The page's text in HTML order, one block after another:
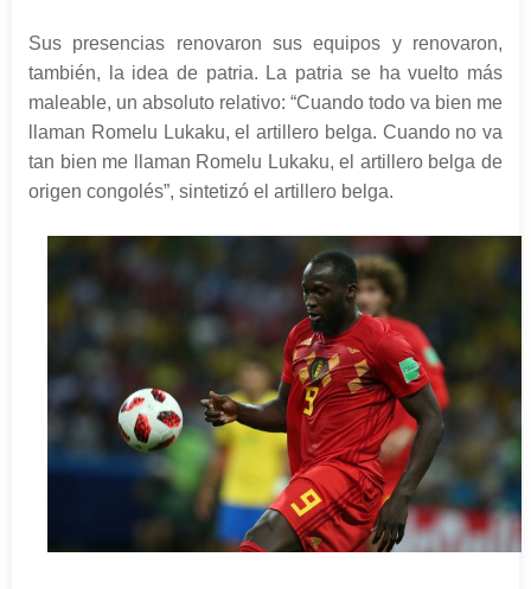
Sus presencias renovaron sus equipos y renovaron,
también, la idea de patria. La patria se ha vuelto más
maleable, un absoluto relativo: “Cuando todo va bien me
llaman Romelu Lukaku, el artillero belga. Cuando no va
tan bien me llaman Romelu Lukaku, el artillero belga de
origen congolés”, sintetizó el artillero belga.